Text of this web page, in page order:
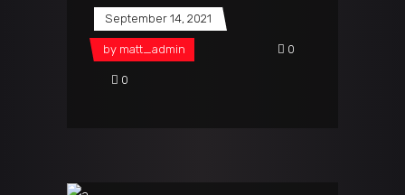
September 14, 2021
by matt_admin 0
0